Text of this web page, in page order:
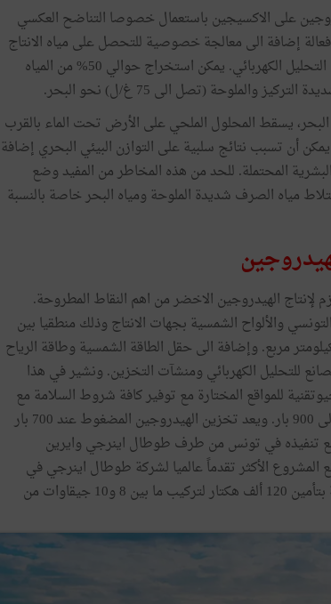
على الاكسيجين باستعمال خصوصا التناضح العكسي
إضافة الى معالجة خصوصية للتحصل على مياه الانتاج
المنزوعة الأيونات والعالية النقاء، باعتبارها مدخلًا رئيسيًّا لمصانع التحليل الكهربائي. يمكن استخراج حوالي 50% من المياه
البحر، يسقط المحلول الملحي على الأرض تحت الماء بالقرب
أن تسبب نتائج سلبية على التوازن البيئي البحري إضافة
المحتملة. للحد من هذه المخاطر من المفيد وضع
مياه الصرف شديدة الملوحة ومياه البحر خاصة بالنسبة
لإنتاج الهيدروجين الاخضر من اهم النقاط المطروحة.
والألواح الشمسية بجهات الانتاج وذلك منطقيا بين
مربع. وإضافة الى حقل الطاقة الشمسية وطاقة الرياح
للتحليل الكهربائي ومنشآت التخزين. ونشير في هذا
للمواقع المختارة مع توفير كافة شروط السلامة مع
وجود محطات تحليل كهربائي تحت ضغط عالي يمكن ان يصل الى 900 بار. ويعد تخزين الهيدروجين المضغوط عند 700 بار
تنفيذه في تونس من طرف طوطال اينرجي وايرين
المشروع الأكثر تقدماً عالميا لشركة طوطال اينرجي في
الطرف الجنوبي من تشيلي (امريكا الجنوبية) حيث قامت الشركة بتأمين 120 ألف هكتار لتركيب ما بين 8 و10 جيقاوات من